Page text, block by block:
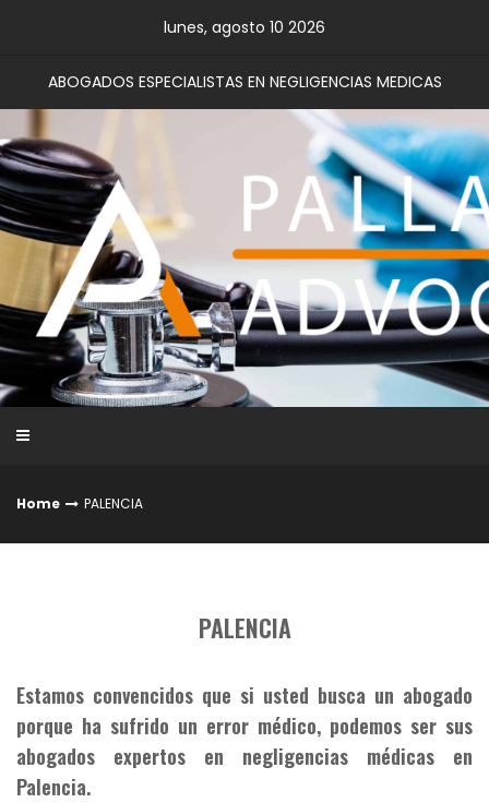
lunes, agosto 10 2026
ABOGADOS ESPECIALISTAS EN NEGLIGENCIAS MEDICAS
Home PALENCIA
PALENCIA
Estamos convencidos que si usted busca un abogado
porque ha sufrido un error médico, podemos ser sus
abogados expertos en negligencias médicas en
Palencia.